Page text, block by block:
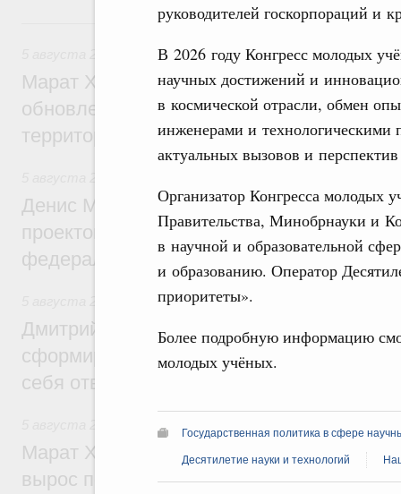
руководителей госкорпораций и
В 2026 году Конгресс молодых
научных достижений и
в космической отрасли, обмен
инженерами и технологическими
актуальных вызовов и
Организатор Конгресса молодых
Правительства, Минобрнауки и
в научной и образовательной
и образованию. Оператор
приоритеты».
Более подробную информацию
молодых учёных.
Государственная политика в сфере
Десятилетие науки и технологий
Вчера
Жилищно-коммунальное хозяйство
Марат Хуснуллин: Более 4,3 тыс.
обновлено в России при участии Фонда
территорий
Денис Мантуров провёл совещание по
проектов института кураторства в
федеральном округе
Молодёжная политика
Дмитрий Чернышенко: Всемирный
сформировал целое сообщество людей,
себя ответственность за будущее
Национальный проект «Инфраструктура
Марат Хуснуллин: Ввод нежилых зданий
вырос почти на треть